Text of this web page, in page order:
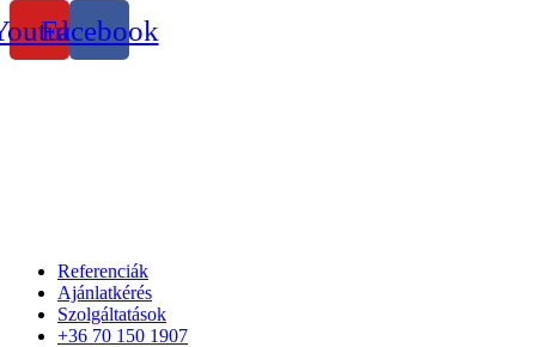
Facebook
Referenciák
Ajánlatkérés
Szolgáltatások
+36 70 150 1907